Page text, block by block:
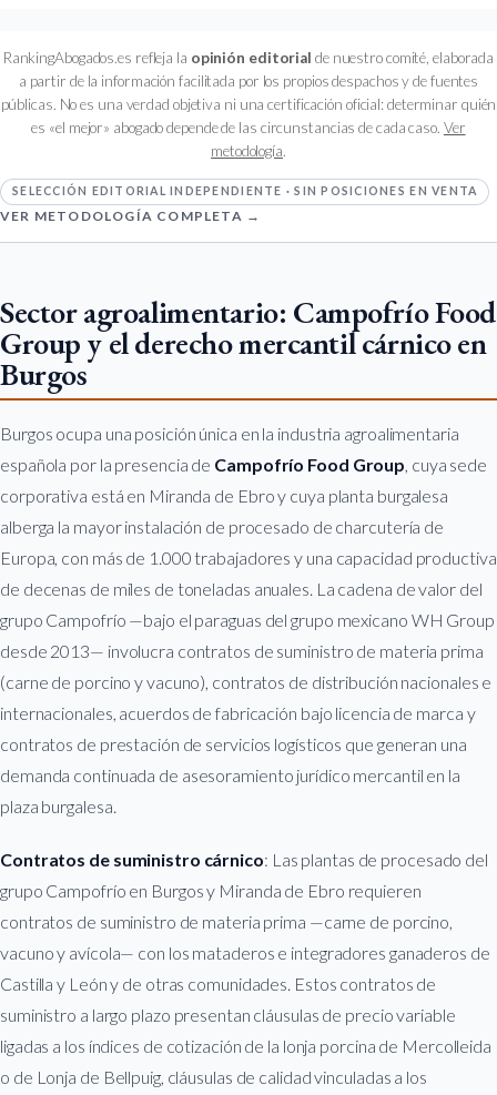
RankingAbogados.es refleja la opinión editorial de nuestro comité, elaborada
a partir de la información facilitada por los propios despachos y de fuentes
públicas. No es una verdad objetiva ni una certificación oficial: determinar quién
es «el mejor» abogado depende de las circunstancias de cada caso. Ver
metodología.
SELECCIÓN EDITORIAL INDEPENDIENTE · SIN POSICIONES EN VENTA
VER METODOLOGÍA COMPLETA →
Sector agroalimentario: Campofrío Food
Group y el derecho mercantil cárnico en
Burgos
Burgos ocupa una posición única en la industria agroalimentaria
española por la presencia de Campofrío Food Group , cuya sede
corporativa está en Miranda de Ebro y cuya planta burgalesa
alberga la mayor instalación de procesado de charcutería de
Europa, con más de 1.000 trabajadores y una capacidad productiva
de decenas de miles de toneladas anuales. La cadena de valor del
grupo Campofrío —bajo el paraguas del grupo mexicano WH Group
desde 2013— involucra contratos de suministro de materia prima
(carne de porcino y vacuno), contratos de distribución nacionales e
internacionales, acuerdos de fabricación bajo licencia de marca y
contratos de prestación de servicios logísticos que generan una
demanda continuada de asesoramiento jurídico mercantil en la
plaza burgalesa.
Contratos de suministro cárnico: Las plantas de procesado del
grupo Campofrío en Burgos y Miranda de Ebro requieren
contratos de suministro de materia prima —carne de porcino,
vacuno y avícola— con los mataderos e integradores ganaderos de
Castilla y León y de otras comunidades. Estos contratos de
suministro a largo plazo presentan cláusulas de precio variable
ligadas a los índices de cotización de la lonja porcina de Mercolleida
o de Lonja de Bellpuig, cláusulas de calidad vinculadas a los